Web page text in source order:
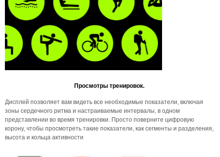
Просмотры тренировок.
Дисплей позволяет вам видеть все необходимые показатели, включая
зоны сердечного ритма и настраиваемые интервалы, в одном
представлении во время тренировки. Просто поверните цифровую
корону, чтобы просмотреть такие показатели, как сегменты и разделения,
высота и кольца активности